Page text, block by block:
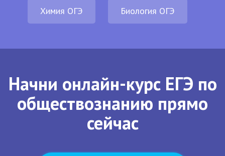
Химия ОГЭ Биология ОГЭ
Начни онлайн-курс ЕГЭ по
обществознанию прямо
сейчас